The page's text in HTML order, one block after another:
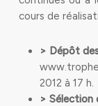
cours de
> Dépôt
2012 à 17 h.
> Sélection